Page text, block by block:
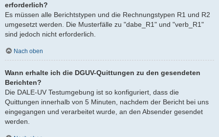
erforderlich?
Es müssen alle Berichtstypen und die Rechnungstypen R1 und R2
umgesetzt werden. Die Musterfälle zu "dabe_R1" und "verb_R1"
sind jedoch nicht erforderlich.
Nach oben
Wann erhalte ich die DGUV-Quittungen zu den gesendeten
Berichten?
Die DALE-UV Testumgebung ist so konfiguriert, dass die
Quittungen innerhalb von 5 Minuten, nachdem der Bericht bei uns
eingegangen und verarbeitet wurde, an den Absender gesendet
werden.